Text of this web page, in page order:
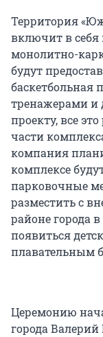
Территория
включит в себя
монолитно-
будут
баскетбольная
тренажерами и
проекту, все
части
компания
комплексе
парковочные
разместить с
районе города
появиться
плавательным
Церемонию
города